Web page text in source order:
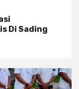
Di Sading